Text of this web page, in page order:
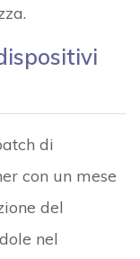
di
con un mese
del
nel